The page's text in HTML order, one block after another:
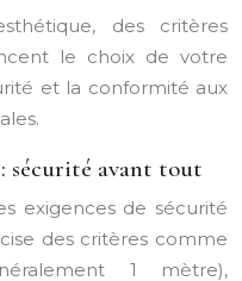
des critères
le choix de votre
et la conformité aux
sécurité avant tout
exigences de sécurité
des critères comme
1 mètre),